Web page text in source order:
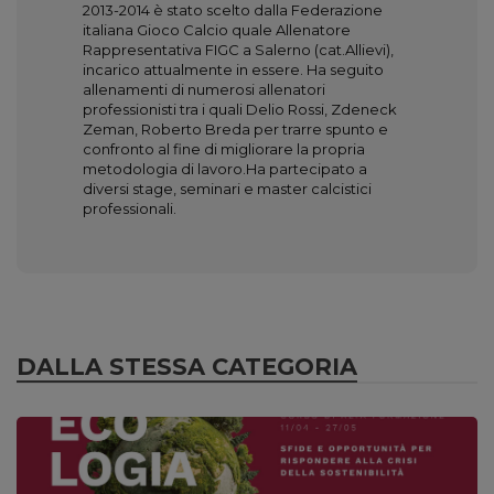
2013-2014 è stato scelto dalla Federazione
italiana Gioco Calcio quale Allenatore
Rappresentativa FIGC a Salerno (cat.Allievi),
incarico attualmente in essere. Ha seguito
allenamenti di numerosi allenatori
professionisti tra i quali Delio Rossi, Zdeneck
Zeman, Roberto Breda per trarre spunto e
confronto al fine di migliorare la propria
metodologia di lavoro.Ha partecipato a
diversi stage, seminari e master calcistici
professionali.
DALLA STESSA CATEGORIA